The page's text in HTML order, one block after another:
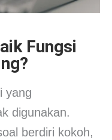
Fungsi
yang
digunakan.
berdiri kokoh,